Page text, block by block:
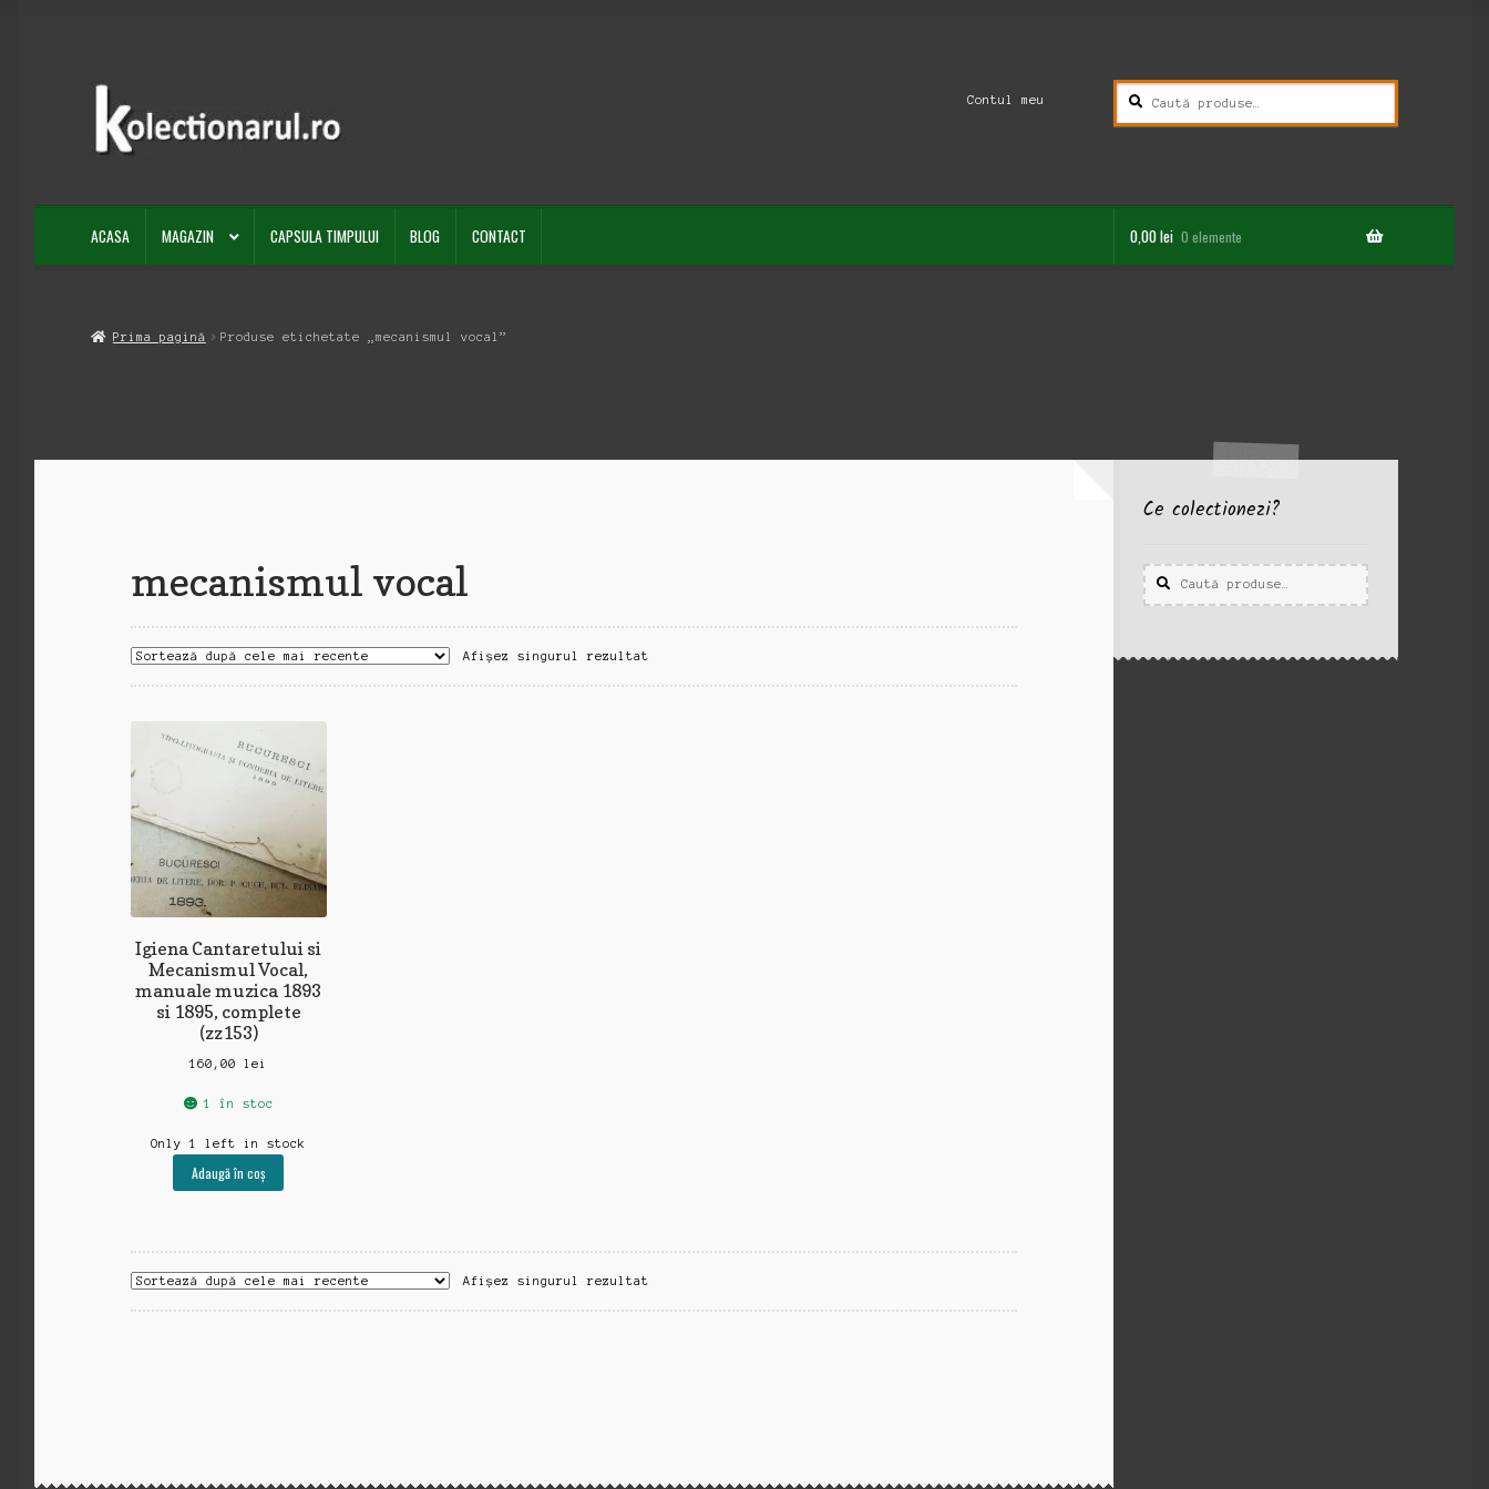
Sari
navigare
Sari
conținut
Contul meu
Caută
după:
Caută
ACASA MAGAZIN CAPSULA TIMPULUI BLOG CONTACT 0,00lei 0 elemente
Prima pagină Produse etichetate „mecanismul vocal”
mecanismul vocal
Afișez singurul rezultat
Igiena Cantaretului si
Mecanismul Vocal,
manuale muzica 1893
si 1895, complete
(zz153)
160,00lei
1 în stoc
Only 1 left in stock
Adaugă în coș
Afișez singurul rezultat
Ce colectionezi?
Caută
după:
Caută